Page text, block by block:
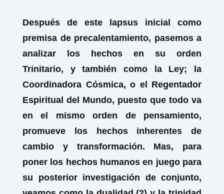
Después de este lapsus inicial como
premisa de precalentamiento, pasemos a
analizar los hechos en su orden
Trinitario, y también como la Ley; la
Coordinadora Cósmica, o el Regentador
Espiritual del Mundo, puesto que todo va
en el mismo orden de pensamiento,
promueve los hechos inherentes de
cambio y transformación. Mas, para
poner los hechos humanos en juego para
su posterior investigación de conjunto,